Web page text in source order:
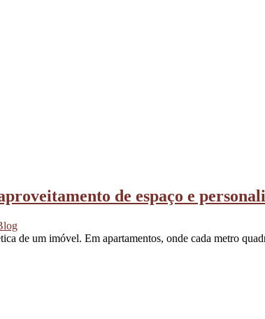
de espaço e
de um imóvel. Em apartamentos, onde cada metro